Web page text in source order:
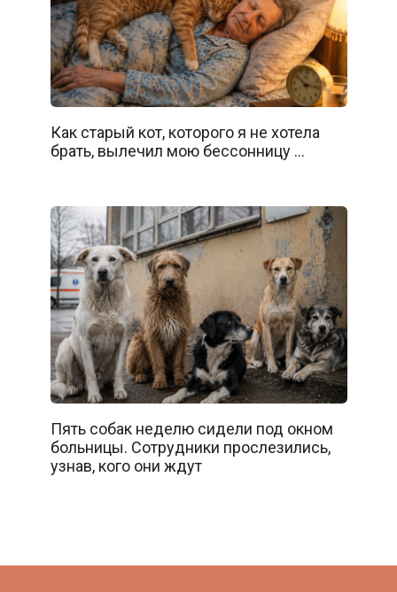
Как старый кот, которого я не хотела
брать, вылечил мою бессонницу …
Пять собак неделю сидели под окном
больницы. Сотрудники прослезились,
узнав, кого они ждут